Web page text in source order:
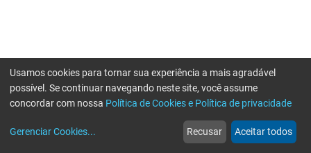
web
Notícias
more_horiz
Mais
Usamos cookies para tornar sua experiência a mais agradável
possível. Se continuar navegando neste site, você assume
concordar com nossa Política de Cookies e Política de privacidade
Gerenciar Cookies... Recusar Aceitar todos
Erro ao enviar informações, por favor tente novamente